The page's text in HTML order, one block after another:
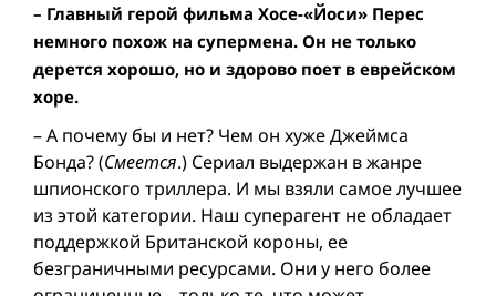
– Главный герой фильма Хосе-«Йоси» Перес
немного похож на супермена. Он не только
дерется хорошо, но и здорово поет в еврейском
хоре.
– А почему бы и нет? Чем он хуже Джеймса
Бонда? (Смеется.) Сериал выдержан в жанре
шпионского триллера. И мы взяли самое лучшее
из этой категории. Наш суперагент не обладает
поддержкой Британской короны, ее
безграничными ресурсами. Они у него более